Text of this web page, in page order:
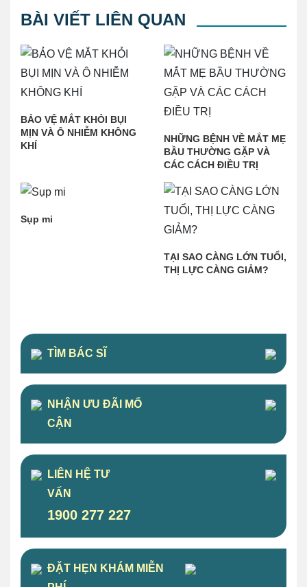
BÀI VIẾT LIÊN QUAN
BẢO VỆ MẮT KHỎI BỤI
MỊN VÀ Ô NHIỄM KHÔNG
KHÍ
NHỮNG BỆNH VỀ MẮT MẸ
BẦU THƯỜNG GẶP VÀ
CÁC CÁCH ĐIỀU TRỊ
Sụp mi
TẠI SAO CÀNG LỚN TUỔI,
THỊ LỰC CÀNG GIẢM?
TÌM BÁC SĨ
NHẬN ƯU ĐÃI MỔ
CẬN
LIÊN HỆ TƯ
VẤN
1900 277 227
ĐẶT HẸN KHÁM MIỄN